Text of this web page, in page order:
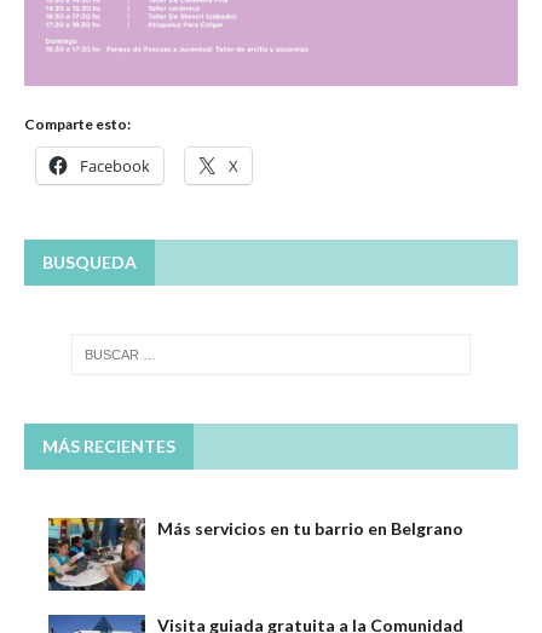
Comparte esto:
Facebook X
BUSQUEDA
MÁS RECIENTES
Más servicios en tu barrio en Belgrano
Visita guiada gratuita a la Comunidad